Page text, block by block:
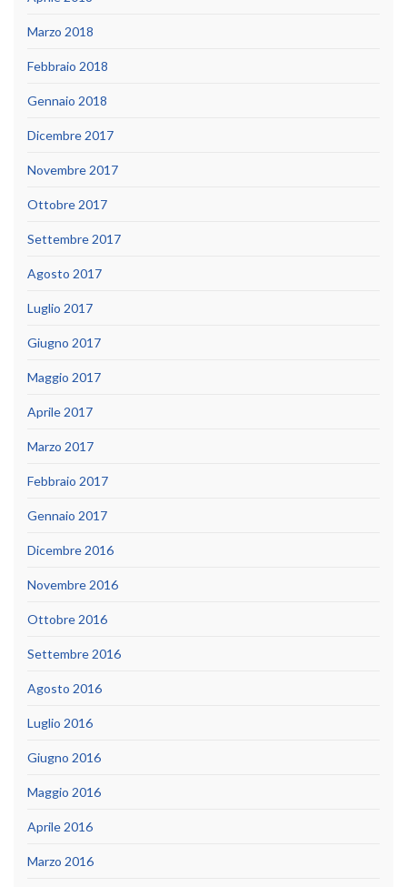
Marzo 2018
Febbraio 2018
Gennaio 2018
Dicembre 2017
Novembre 2017
Ottobre 2017
Settembre 2017
Agosto 2017
Luglio 2017
Giugno 2017
Maggio 2017
Aprile 2017
Marzo 2017
Febbraio 2017
Gennaio 2017
Dicembre 2016
Novembre 2016
Ottobre 2016
Settembre 2016
Agosto 2016
Luglio 2016
Giugno 2016
Maggio 2016
Aprile 2016
Marzo 2016